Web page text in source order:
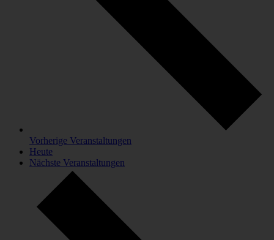
Vorherige Veranstaltungen
Heute
Nächste Veranstaltungen